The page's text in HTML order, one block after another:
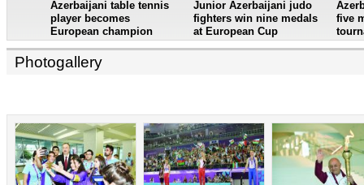
Azerbaijani table tennis
player becomes
European champion
Junior Azerbaijani judo
fighters win nine medals
at European Cup
five
Photogallery